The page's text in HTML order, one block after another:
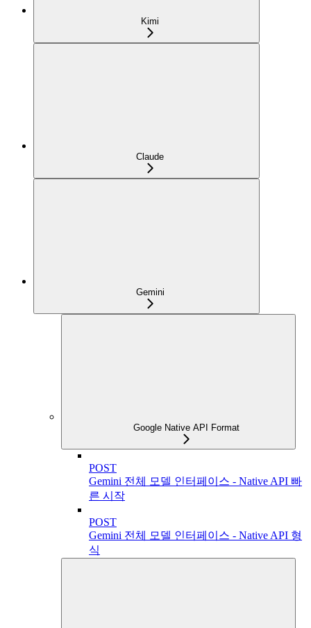
Kimi
Claude
Gemini
Google Native API Format
POST
Gemini 전체 모델 인터페이스 - Native API 빠
른 시작
POST
Gemini 전체 모델 인터페이스 - Native API 형
식